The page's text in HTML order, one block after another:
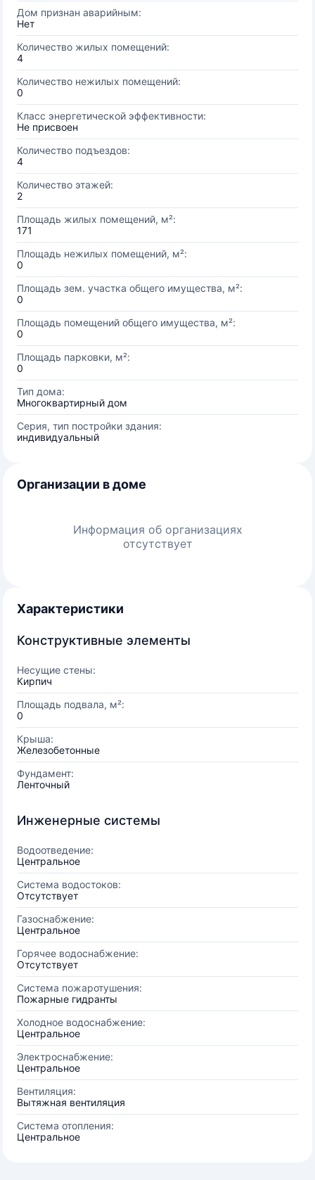
Дом признан аварийным:
Нет
Количество жилых помещений:
4
Количество нежилых помещений:
0
Класс энергетической эффективности:
Не присвоен
Количество подъездов:
4
Количество этажей:
2
Площадь жилых помещений, м²:
171
Площадь нежилых помещений, м²:
0
Площадь зем. участка общего имущества, м²:
0
Площадь помещений общего имущества, м²:
0
Площадь парковки, м²:
0
Тип дома:
Многоквартирный дом
Серия, тип постройки здания:
индивидуальный
Организации в доме
Информация об организациях
отсутствует
Характеристики
Конструктивные элементы
Несущие стены:
Кирпич
Площадь подвала, м²:
0
Крыша:
Железобетонные
Фундамент:
Ленточный
Инженерные системы
Водоотведение:
Центральное
Система водостоков:
Отсутствует
Газоснабжение:
Центральное
Горячее водоснабжение:
Отсутствует
Система пожаротушения:
Пожарные гидранты
Холодное водоснабжение:
Центральное
Электроснабжение:
Центральное
Вентиляция:
Вытяжная вентиляция
Система отопления:
Центральное